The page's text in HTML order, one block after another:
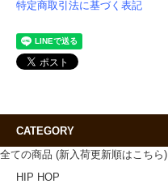
特定商取引法に基づく表記
CATEGORY
全ての商品 (新入荷更新順はこちら)
HIP HOP